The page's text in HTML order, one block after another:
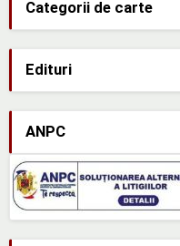
Categorii de carte
Edituri
ANPC